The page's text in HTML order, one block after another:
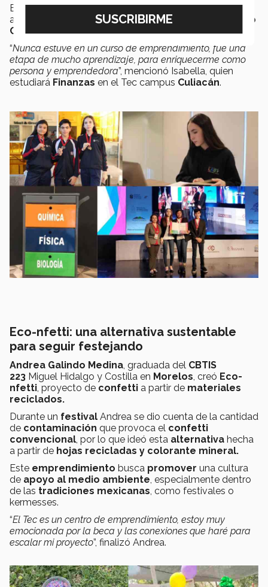
Este proyecto surgió en secundaria y hasta logró pasar
a una competencia internacional en el concurso
Expo
Ciencias.
“Nunca estuve en un curso de emprendimiento, fue una
etapa de mucho aprendizaje, para enriquecerme como
persona y emprendedora”, mencionó Isabella, quien
estudiará Finanzas en el Tec campus Culiacán.
Eco-nfetti: una alternativa sustentable
para seguir festejando
Andrea Galindo Medina , graduada del CBTIS
223 Miguel Hidalgo y Costilla en Morelos , creó Eco-
nfetti , proyecto de confetti a partir de materiales
reciclados.
Durante un festival Andrea se dio cuenta de la cantidad
de contaminación que provoca el confetti
convencional , por lo que ideó esta alternativa hecha
a partir de hojas recicladas y colorante mineral.
Este emprendimiento busca promover una cultura
de apoyo al medio ambiente , especialmente dentro
de las tradiciones mexicanas , como festivales o
kermesses.
“El Tec es un centro de emprendimiento, estoy muy
emocionada por la beca y las conexiones que haré para
escalar mi proyecto”, finalizó Andrea.